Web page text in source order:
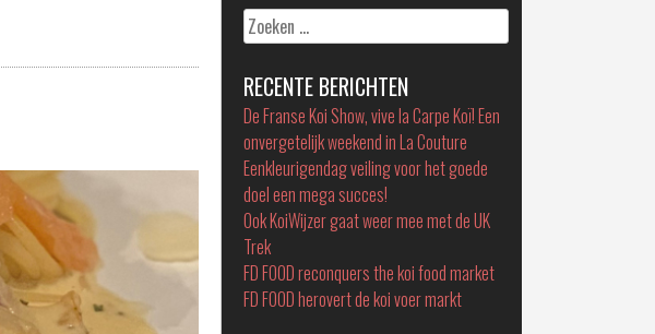
Zoeken
naar:
RECENTE BERICHTEN
De Franse Koi Show, vive la Carpe Koï! Een
onvergetelijk weekend in La Couture
Eenkleurigendag veiling voor het goede
doel een mega succes!
Ook KoiWijzer gaat weer mee met de UK
Trek
FD FOOD reconquers the koi food market
FD FOOD herovert de koi voer markt